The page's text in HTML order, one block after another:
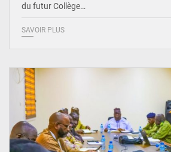
du futur Collège…
SAVOIR PLUS